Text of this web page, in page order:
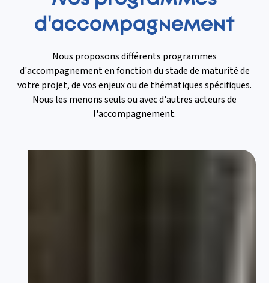
d'accompagnement
Nous proposons différents programmes
d'accompagnement en fonction du stade de maturité de
votre projet, de vos enjeux ou de thématiques spécifiques.
Nous les menons seuls ou avec d'autres acteurs de
l'accompagnement.